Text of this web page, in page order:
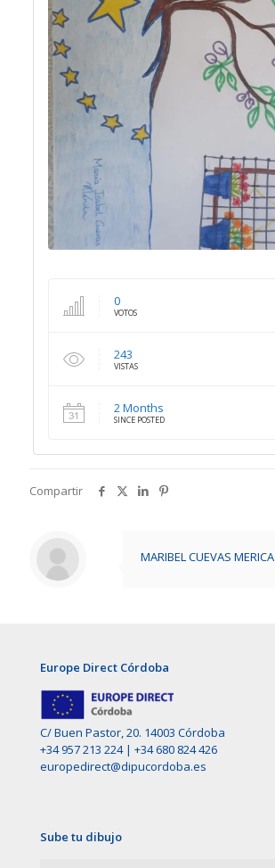
0
VOTOS
243
VISTAS
2 Months
SINCE POSTED
Compartir
MARIBEL CUEVAS MERICA
Europe Direct Córdoba
C/ Buen Pastor, 20. 14003 Córdoba
+34 957 213 224| +34 680 824 426
europedirect@dipucordoba.es
Sube tu dibujo